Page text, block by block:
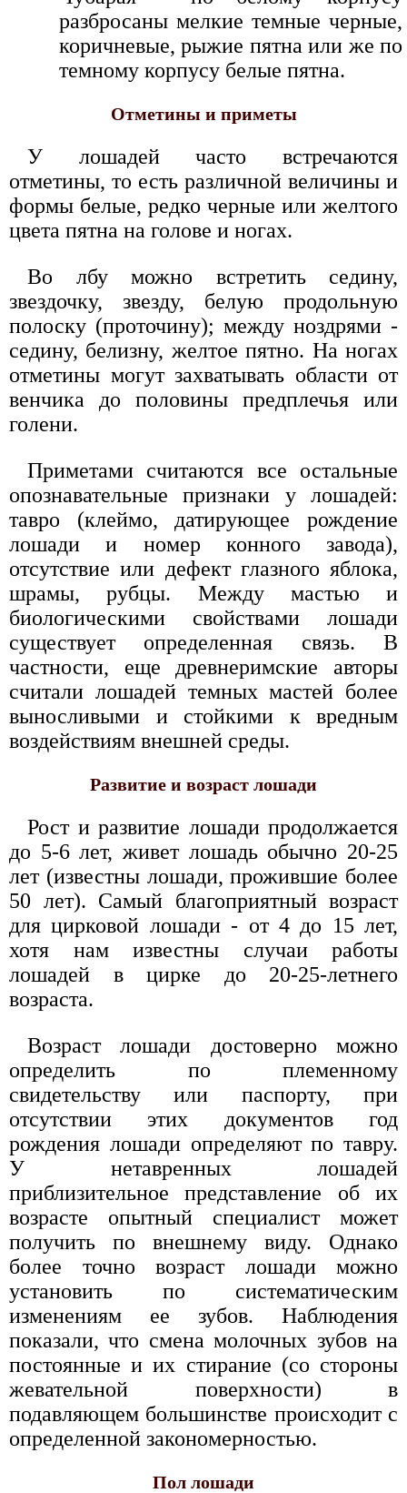
разбросаны мелкие темные черные,
коричневые, рыжие пятна или же по
темному корпусу белые пятна.
Отметины и приметы
У лошадей часто встречаются
отметины, то есть различной величины и
формы белые, редко черные или желтого
цвета пятна на голове и ногах.
Во лбу можно встретить седину,
звездочку, звезду, белую продольную
полоску (проточину); между ноздрями -
седину, белизну, желтое пятно. На ногах
отметины могут захватывать области от
венчика до половины предплечья или
голени.
Приметами считаются все остальные
опознавательные признаки у лошадей:
тавро (клеймо, датирующее рождение
лошади и номер конного завода),
отсутствие или дефект глазного яблока,
шрамы, рубцы. Между мастью и
биологическими свойствами лошади
существует определенная связь. В
частности, еще древнеримские авторы
считали лошадей темных мастей более
выносливыми и стойкими к вредным
воздействиям внешней среды.
Развитие и возраст лошади
Рост и развитие лошади продолжается
до 5-6 лет, живет лошадь обычно 20-25
лет (известны лошади, прожившие более
50 лет). Самый благоприятный возраст
для цирковой лошади - от 4 до 15 лет,
хотя нам известны случаи работы
лошадей в цирке до 20-25-летнего
возраста.
Возраст лошади достоверно можно
определить по племенному
свидетельству или паспорту, при
отсутствии этих документов год
рождения лошади определяют по тавру.
У нетавренных лошадей
приблизительное представление об их
возрасте опытный специалист может
получить по внешнему виду. Однако
более точно возраст лошади можно
установить по систематическим
изменениям ее зубов. Наблюдения
показали, что смена молочных зубов на
постоянные и их стирание (со стороны
жевательной поверхности) в
подавляющем большинстве происходит с
определенной закономерностью.
Пол лошади